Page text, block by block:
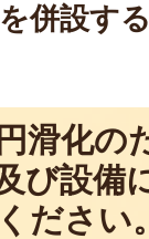
併設す
滑化の
び設備
ださい